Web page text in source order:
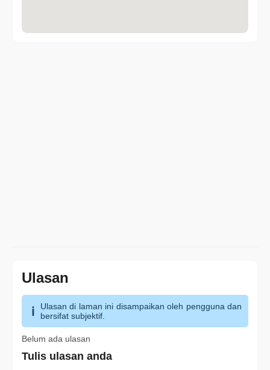
Ulasan
Ulasan di laman ini disampaikan oleh pengguna dan
bersifat subjektif.
Belum ada ulasan
Tulis ulasan anda